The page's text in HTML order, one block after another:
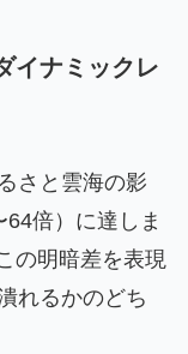
イナミックレ
さと雲海の影
倍）に達しま
の明暗差を表現
れるかのどち